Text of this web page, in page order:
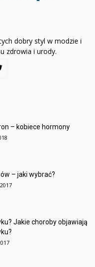
dobry styl w modzie i
zdrowia i urody.
– kobiece hormony
– jaki wybrać?
Jakie choroby objawiają